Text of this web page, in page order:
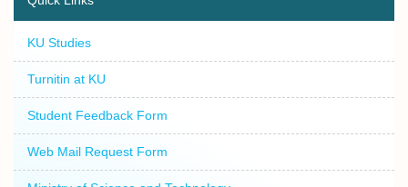
KU Studies
Turnitin at KU
Student Feedback Form
Web Mail Request Form